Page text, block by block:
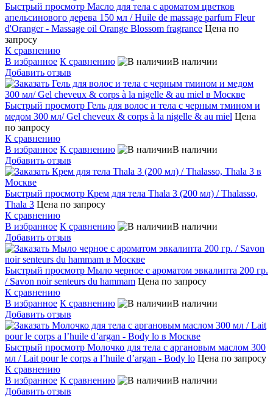
Быстрый просмотр Масло для тела с ароматом цветков
апельсинового дерева 150 мл / Huile de massage parfum Fleur
d'Oranger - Massage oil Orange Blossom fragrance Цена по
запросу
К сравнению
В избранное К сравнению
В наличии
Добавить отзыв
Быстрый просмотр Гель для волос и тела с черным тмином и
медом 300 мл/ Gel cheveux & corps à la nigelle & au miel Цена
по запросу
К сравнению
В избранное К сравнению
В наличии
Добавить отзыв
Быстрый просмотр Крем для тела Thala 3 (200 мл) / Thalasso,
Thala 3 Цена по запросу
К сравнению
В избранное К сравнению
В наличии
Добавить отзыв
Быстрый просмотр Мыло черное с ароматом эвкалипта 200 гр.
/ Savon noir senteurs du hammam Цена по запросу
К сравнению
В избранное К сравнению
В наличии
Добавить отзыв
Быстрый просмотр Молочко для тела c аргановым маслом 300
мл / Lait pour le corps a l’huile d’argan - Body lo Цена по запросу
К сравнению
В избранное К сравнению
В наличии
Добавить отзыв